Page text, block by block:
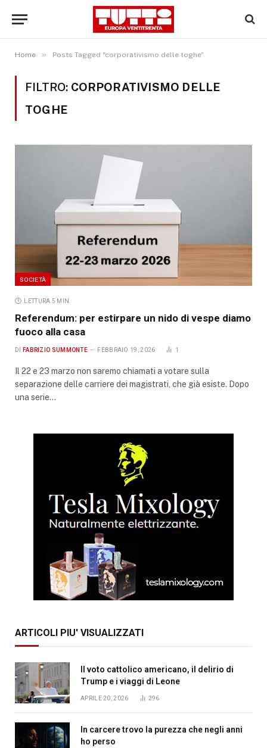
Home » Posts Tagged "corporativismo delle toghe"
FILTRO: CORPORATIVISMO DELLE
TOGHE
SOCIETÀ
LETTURA 5 MIN.
Referendum: per estirpare un nido di vespe diamo
fuoco alla casa
DI FABRIZIO SUMMONTE FEBBRAIO 19, 2026 1
Il 22 e 23 marzo non saremo chiamati a votare sulla
separazione delle carriere dei magistrati, che già esiste. Dopo
una serie…
ARTICOLI PIU' VISUALIZZATI
Il voto cattolico americano, il delirio di
Trump e i viaggi di Leone
APRILE 20, 2026 296
In carcere trovo la purezza che negli anni
ho perso